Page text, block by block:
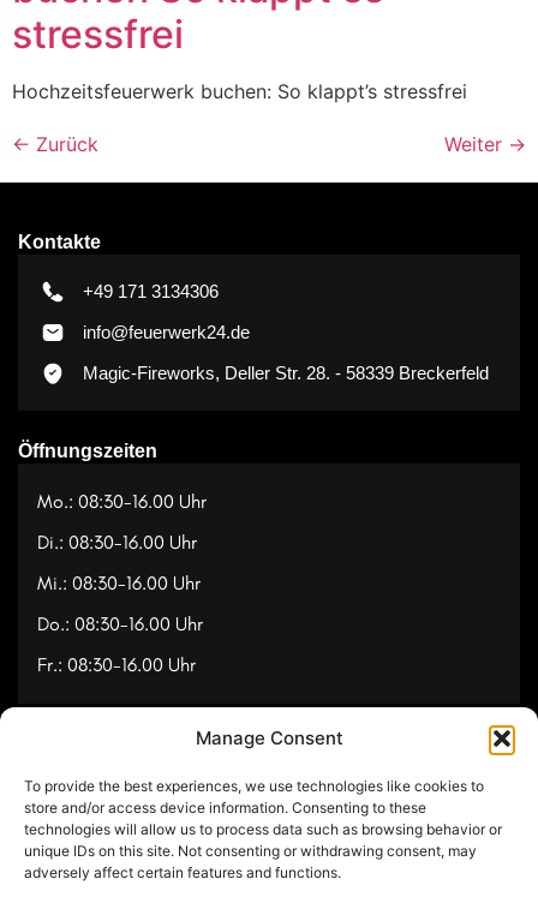
Manage Consent
To provide the best experiences, we use technologies like cookies to
store and/or access device information. Consenting to these
technologies will allow us to process data such as browsing behavior or
unique IDs on this site. Not consenting or withdrawing consent, may
adversely affect certain features and functions.
stressfrei
Hochzeitsfeuerwerk buchen: So klappt’s stressfrei
← Zurück Weiter →
Kontakte
+49 171 3134306
info@feuerwerk24.de
Magic-Fireworks, Deller Str. 28. - 58339 Breckerfeld
Öffnungszeiten
Mo.: 08:30-16.00 Uhr
Di.: 08:30-16.00 Uhr
Mi.: 08:30-16.00 Uhr
Do.: 08:30-16.00 Uhr
Fr.: 08:30-16.00 Uhr
Referenzen
Videos
Über uns